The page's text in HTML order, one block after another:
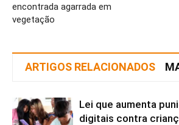
encontrada agarrada em
vegetação
ARTIGOS RELACIONADOS
Lei que aumenta
digitais contra